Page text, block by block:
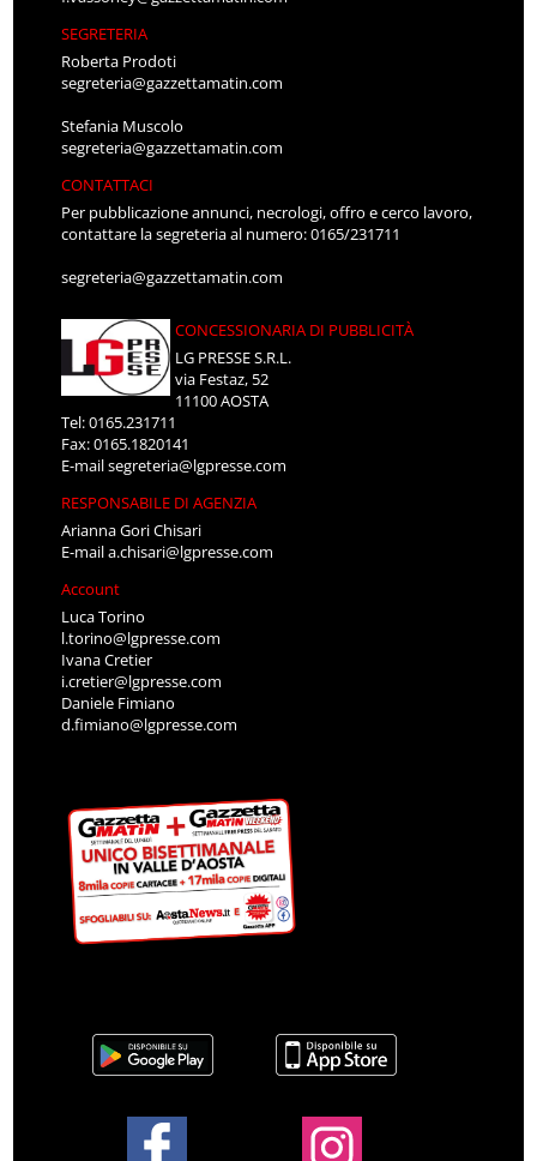
SEGRETERIA
Roberta Prodoti
segreteria@gazzettamatin.com
Stefania Muscolo
segreteria@gazzettamatin.com
CONTATTACI
Per pubblicazione annunci, necrologi, offro e cerco lavoro,
contattare la segreteria al numero: 0165/231711
segreteria@gazzettamatin.com
CONCESSIONARIA DI PUBBLICITÀ
LG PRESSE S.R.L.
via Festaz, 52
11100 AOSTA
Tel: 0165.231711
Fax: 0165.1820141
E-mailsegreteria@lgpresse.com
RESPONSABILE DI AGENZIA
Arianna Gori Chisari
E-maila.chisari@lgpresse.com
Account
Luca Torino
l.torino@lgpresse.com
Ivana Cretier
i.cretier@lgpresse.com
Daniele Fimiano
d.fimiano@lgpresse.com